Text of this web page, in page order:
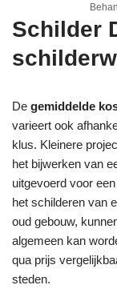
Schilder
De gemiddelde
varieert ook
klus. Kleinere
het bijwerken van
uitgevoerd voor
het schilderen van
oud gebouw,
algemeen kan
qua prijs
steden.